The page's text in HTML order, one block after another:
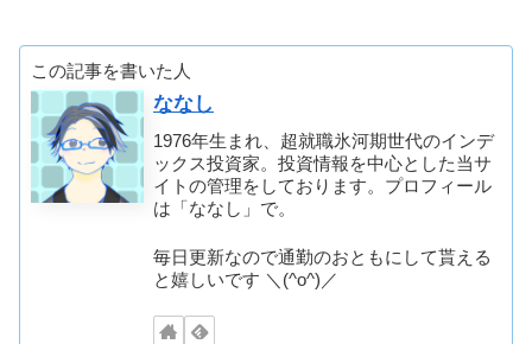
この記事を書いた人
ななし
1976年生まれ、超就職氷河期世代のインデ
ックス投資家。投資情報を中心とした当サ
イトの管理をしております。プロフィール
は「ななし」で。
毎日更新なので通勤のおともにして貰える
と嬉しいです ＼(^o^)／